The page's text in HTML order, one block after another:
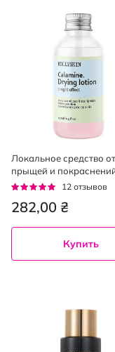
Локальное средство от
прыщей и
Hollyskin Calamin 1
мл
Рейтинг:
12 отзывов
282,00 ₴
Купить